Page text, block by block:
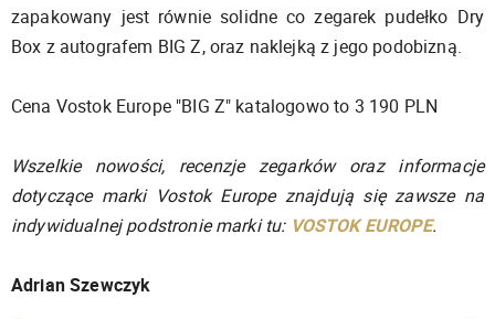
zapakowany jest równie solidne co zegarek pudełko Dry
Box z autografem BIG Z, oraz naklejką z jego podobizną.
Cena Vostok Europe "BIG Z" katalogowo to 3 190 PLN
Wszelkie nowości, recenzje zegarków oraz informacje
dotyczące marki Vostok Europe znajdują się zawsze na
indywidualnej podstronie marki tu: VOSTOK EUROPE.
Adrian Szewczyk